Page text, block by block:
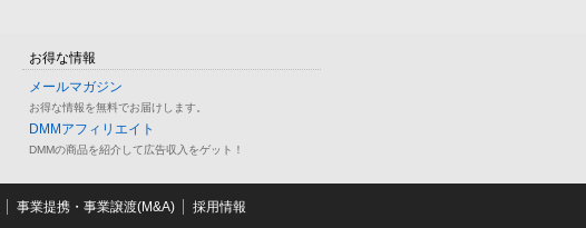
お得な情報
メールマガジン
お得な情報を無料でお届けします。
DMMアフィリエイト
DMMの商品を紹介して広告収入をゲット！
事業提携・事業譲渡(M&A) 採用情報